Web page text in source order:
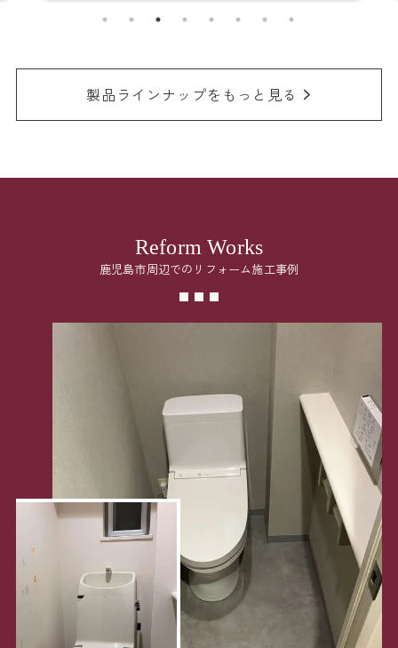
製品ラインナップをもっと見る
Reform Works
鹿児島市周辺でのリフォーム施工事例